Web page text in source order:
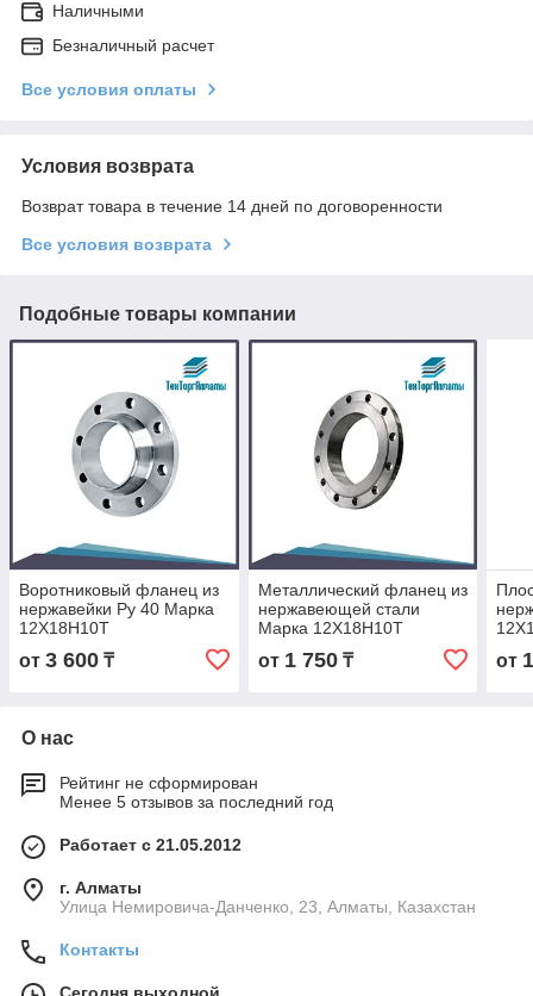
Наличными
Безналичный расчет
Все условия оплаты
Условия возврата
Возврат товара в течение 14 дней по договоренности
Все условия возврата
Подобные товары компании
Воротниковый фланец из
нержавейки Ру 40 Марка
12Х18Н10Т
от 3 600 ₸
Металлический фланец из
нержавеющей стали
Марка 12Х18Н10Т
от 1 750₸ от
О нас
Рейтинг не сформирован
Менее 5 отзывов за последний год
Работает с 21.05.2012
г. Алматы
Улица Немировича-Данченко, 23, Алматы, Казахстан
Контакты
Сегодня выходной